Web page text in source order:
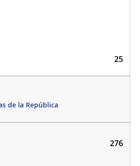
25
de la República
276